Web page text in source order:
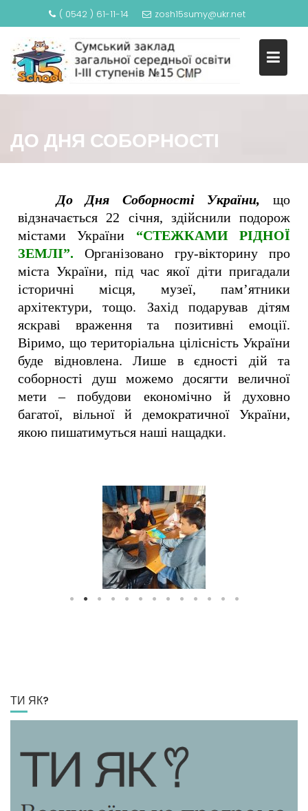
( 0542 ) 61-11-14 zosh15sumy@ukr.net
ДО ДНЯ СОБОРНОСТІ
До Дня Соборності України,
що
відзначається 22 січня, здійснили подорож
містами України “СТЕЖКАМИ РІДНОЇ
ЗЕМЛІ”. Організовано гру-вікторину про
міста України, під час якої діти пригадали
історичні місця, музеї, пам’ятники
архітектури, тощо. Захід подарував дітям
яскраві враження та позитивні емоції.
Віримо, що територіальна цілісність України
буде відновлена. Лише в єдності дій та
соборності душ можемо досягти величної
мети – побудови економічно й духовно
багатої, вільної й демократичної України,
якою пишатимуться наші нащадки.
ТИ ЯК?